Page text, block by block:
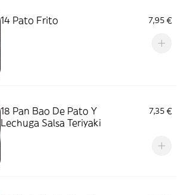
14 Pato Frito 7,95 €
18 Pan Bao De Pato Y
Lechuga Salsa Teriyaki
7,35 €